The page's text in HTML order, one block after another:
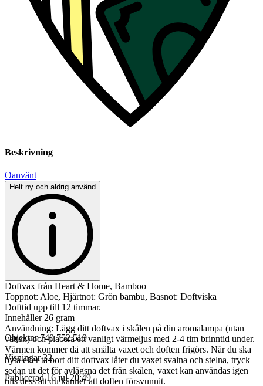
Beskrivning
Oanvänt
Helt ny och aldrig använd
Doftvax från Heart & Home, Bamboo
Toppnot: Aloe, Hjärtnot: Grön bambu, Basnot: Doftviska
Dofttid upp till 12 timmar.
Innehåller 26 gram
Användning: Lägg ditt doftvax i skålen på din aromalampa (utan
vatten) och placera ett vanligt värmeljus med 2-4 tim brinntid under.
Värmen kommer då att smälta vaxet och doften frigörs. När du ska
byta eller ta bort ditt doftvax låter du vaxet svalna och stelna, tryck
sedan ut det för avlägsna det från skålen, vaxet kan användas igen
tills dess att du känner att doften försvunnit.
Objektnr 740 752 519
Visningar 32
Publicerad 16 jul 20:49